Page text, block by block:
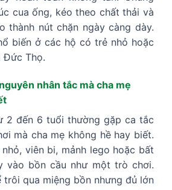
cua ống, kéo theo chất thải và
thành nút chặn ngày càng dày.
biến ở các hộ có trẻ nhỏ hoặc
Đức Thọ.
nhân tắc mà cha mẹ
2 đến 6 tuổi thường gặp ca tắc
mà cha mẹ không hề hay biết.
viên bi, mảnh lego hoặc bất
vào bồn cầu như một trò chơi.
trôi qua miệng bồn nhưng đủ lớn